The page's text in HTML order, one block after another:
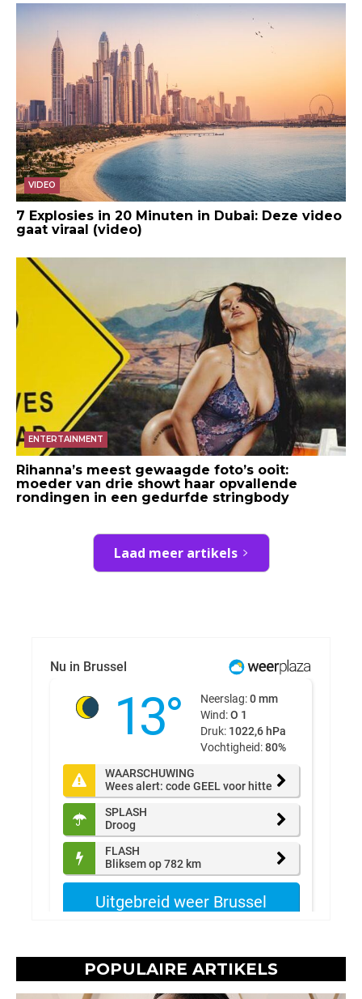
VIDEO
7 Explosies in 20 Minuten in Dubai: Deze video
gaat viraal (video)
ENTERTAINMENT
Rihanna’s meest gewaagde foto’s ooit:
moeder van drie showt haar opvallende
rondingen in een gedurfde stringbody
Laad meer artikels
POPULAIRE ARTIKELS